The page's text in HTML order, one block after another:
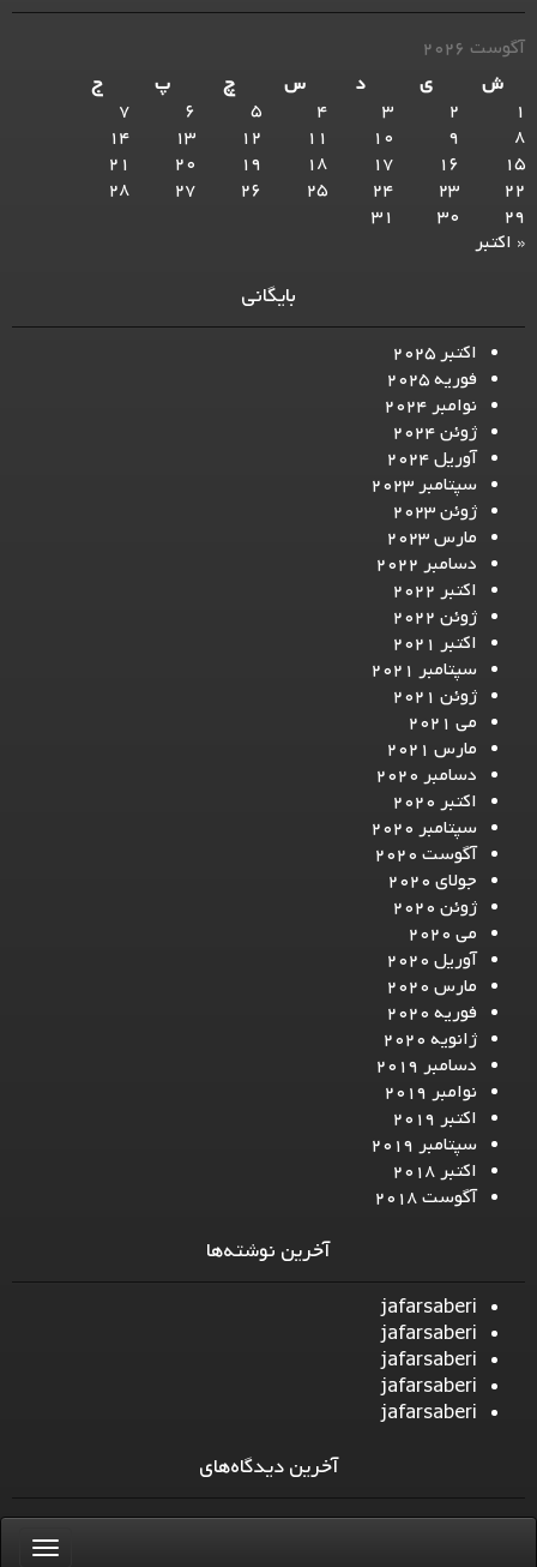
آگوست 2026
ش
ی د س چ پ
ج
1
2
3
4
5
6
7
8
9
10
11
12
13
14
15
16
17
18
19
20
21
22
23
24
25
26
27
28
29
30
31
« اکتبر
بایگانی
اکتبر 2025
فوریه 2025
نوامبر 2024
ژوئن 2024
آوریل 2024
سپتامبر 2023
ژوئن 2023
مارس 2023
دسامبر 2022
اکتبر 2022
ژوئن 2022
اکتبر 2021
سپتامبر 2021
ژوئن 2021
می 2021
مارس 2021
دسامبر 2020
اکتبر 2020
سپتامبر 2020
آگوست 2020
جولای 2020
ژوئن 2020
می 2020
آوریل 2020
مارس 2020
فوریه 2020
ژانویه 2020
دسامبر 2019
نوامبر 2019
اکتبر 2019
سپتامبر 2019
اکتبر 2018
آگوست 2018
آخرین نوشته‌ها
jafarsaberi
jafarsaberi
jafarsaberi
jafarsaberi
jafarsaberi
آخرین دیدگاه‌های